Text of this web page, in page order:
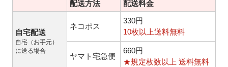
配送方法 配送料金
自宅配送
自宅（お手元）
に送る場合
ネコポス
330円
10枚以上送料無料
ヤマト宅急便
660円
★規定枚数以上 送料無料